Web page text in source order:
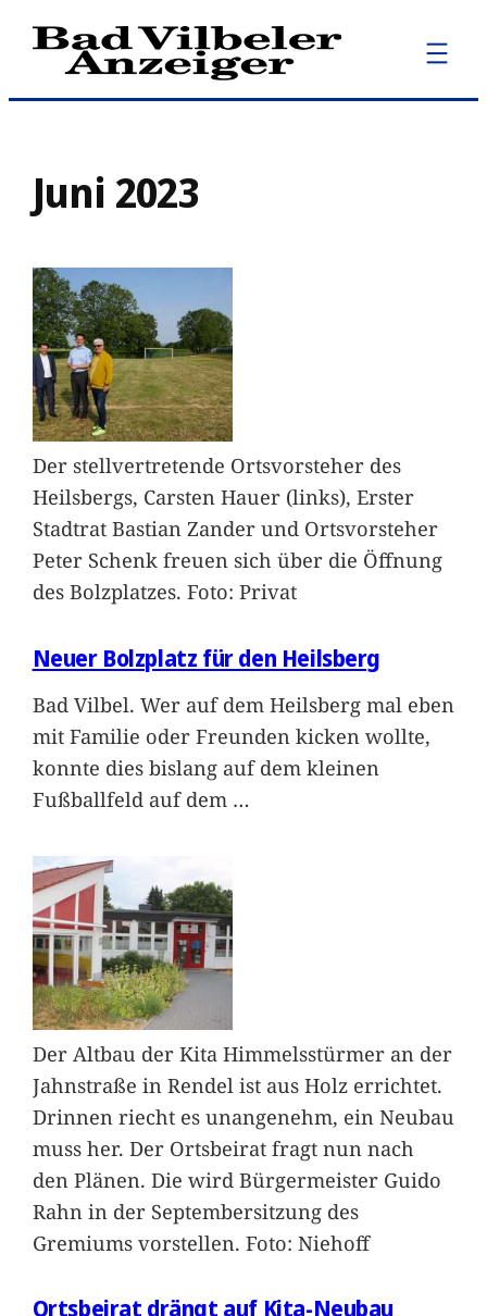
Zum
Inhalt
Juni 2023
Der stellvertretende Ortsvorsteher des
Heilsbergs, Carsten Hauer (links), Erster
Stadtrat Bastian Zander und Ortsvorsteher
Peter Schenk freuen sich über die Öffnung
des Bolzplatzes. Foto: Privat
Neuer Bolzplatz für den Heilsberg
Bad Vilbel. Wer auf dem Heilsberg mal eben
mit Familie oder Freunden kicken wollte,
konnte dies bislang auf dem kleinen
Fußballfeld auf dem …
Der Altbau der Kita Himmelsstürmer an der
Jahnstraße in Rendel ist aus Holz errichtet.
Drinnen riecht es unangenehm, ein Neubau
muss her. Der Ortsbeirat fragt nun nach
den Plänen. Die wird Bürgermeister Guido
Rahn in der Septembersitzung des
Gremiums vorstellen. Foto: Niehoff
Ortsbeirat drängt auf Kita-Neubau